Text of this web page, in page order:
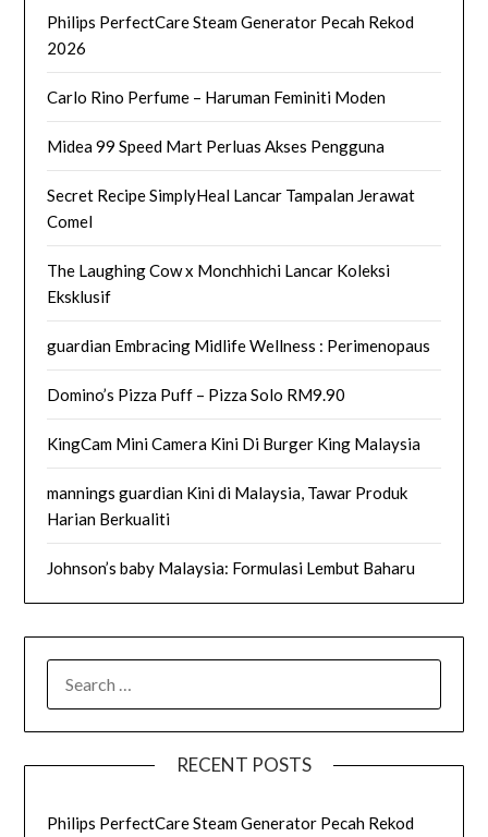
Philips PerfectCare Steam Generator Pecah Rekod
2026
Carlo Rino Perfume – Haruman Feminiti Moden
Midea 99 Speed Mart Perluas Akses Pengguna
Secret Recipe SimplyHeal Lancar Tampalan Jerawat
Comel
The Laughing Cow x Monchhichi Lancar Koleksi
Eksklusif
guardian Embracing Midlife Wellness : Perimenopaus
Domino’s Pizza Puff – Pizza Solo RM9.90
KingCam Mini Camera Kini Di Burger King Malaysia
mannings guardian Kini di Malaysia, Tawar Produk
Harian Berkualiti
Johnson’s baby Malaysia: Formulasi Lembut Baharu
FOR:
RECENT POSTS
Philips PerfectCare Steam Generator Pecah Rekod